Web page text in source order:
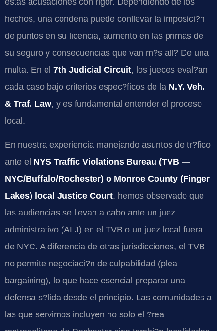
hechos, una condena puede conllevar la imposici?n
de puntos en su licencia, aumento en las primas de
su seguro y consecuencias que van m?s all? De una
multa. En el 7th Judicial Circuit, los jueces eval?an
cada caso bajo criterios espec?ficos de la N.Y. Veh.
& Traf. Law, y es fundamental entender el proceso
local.
En nuestra experiencia manejando asuntos de tr?fico
ante el NYS Traffic Violations Bureau (TVB —
NYC/Buffalo/Rochester) o Monroe County (Finger
Lakes) local Justice Court, hemos observado que
las audiencias se llevan a cabo ante un juez
administrativo (ALJ) en el TVB o un juez local fuera
de NYC. A diferencia de otras jurisdicciones, el TVB
no permite negociaci?n de culpabilidad (plea
bargaining), lo que hace esencial preparar una
defensa s?lida desde el principio. Las comunidades a
las que servimos incluyen no solo el ?rea